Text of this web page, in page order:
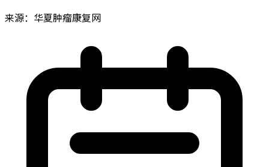
来源：华夏肿瘤康复网